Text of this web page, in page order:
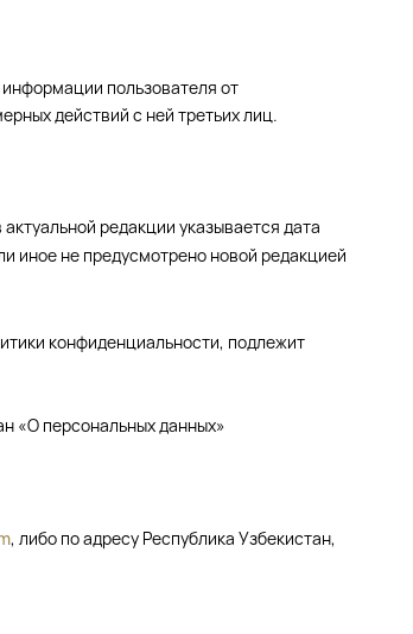
пользователя от
действий с ней третьих лиц.
редакции указывается дата
иное не предусмотрено новой редакцией
конфиденциальности, подлежит
«О персональных данных»
, либо по адресу Республика Узбекистан,